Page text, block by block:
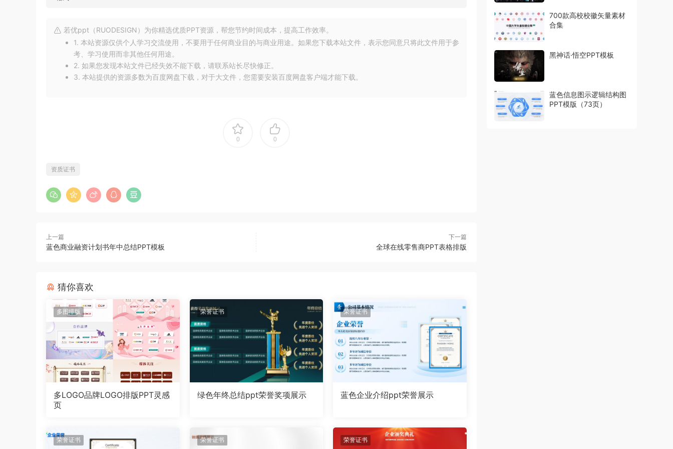
若优ppt（RUODESIGN）为你精选优质PPT资源，帮您节约时间成本，提高工作效率。
1. 本站资源仅供个人学习交流使用，不要用于任何商业目的与商业用途。如果您下载本站文件，表示您同意只将此文件用于参
考、学习使用而非其他任何用途。
2. 如果您发现本站文件已经失效不能下载，请联系站长尽快修正。
3. 本站提供的资源多数为百度网盘下载，对于大文件，您需要安装百度网盘客户端才能下载。
0 0
资质证书
上一篇
蓝色商业融资计划书年中总结PPT模板
下一篇
全球在线零售商PPT表格排版
猜你喜欢
多图排版
多LOGO品牌LOGO排版PPT灵感
页
荣誉证书
绿色年终总结ppt荣誉奖项展示
荣誉证书
蓝色企业介绍ppt荣誉展示
荣誉证书 荣誉证书 荣誉证书
700款高校校徽矢量素材
合集
黑神话·悟空PPT模板
蓝色信息图示逻辑结构图
PPT模版（73页）